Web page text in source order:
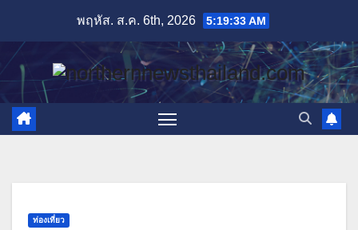
content
พฤหัส. ส.ค. 6th, 2026 5:19:34 AM
ท่องเที่ยว